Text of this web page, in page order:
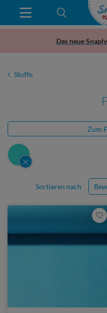
Das neue
Stoffe
Zum
Sortieren nach